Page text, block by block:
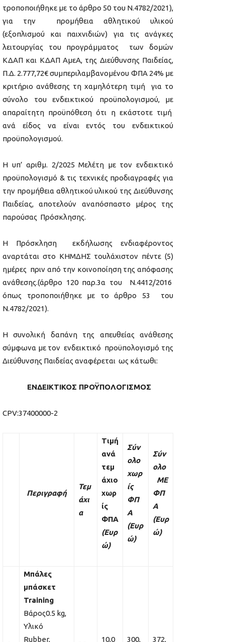
τροποποιήθηκε με το άρθρο 50 του Ν.4782/2021),
για την προμήθεια αθλητικού υλικού
(εξοπλισμού και παιχνιδιών) για τις ανάγκες
λειτουργίας του προγράμματος των δομών
ΚΔΑΠ και ΚΔΑΠ ΑμεΑ, της Διεύθυνσης Παιδείας,
Π.Δ. 2.777,72€ συμπεριλαμβανομένου ΦΠΑ 24% με
κριτήριο ανάθεσης τη χαμηλότερη τιμή για το
σύνολο του ενδεικτικού προϋπολογισμού, με
απαραίτητη προϋπόθεση ότι η εκάστοτε τιμή
ανά είδος να είναι εντός του ενδεικτικού
προϋπολογισμού.
Η υπ’ αριθμ. 2/2025 Μελέτη με τον ενδεικτικό
προϋπολογισμό & τις τεχνικές προδιαγραφές για
την προμήθεια αθλητικού υλικού της Διεύθυνσης
Παιδείας, αποτελούν αναπόσπαστο μέρος της
παρούσας Πρόσκλησης.
Η Πρόσκληση εκδήλωσης ενδιαφέροντος
αναρτάται στο ΚΗΜΔΗΣ τουλάχιστον πέντε (5)
ημέρες πριν από την κοινοποίηση της απόφασης
ανάθεσης.(άρθρο 120 παρ.3α του Ν.4412/2016
όπως τροποποιήθηκε με το άρθρο 53 του
Ν.4782/2021).
Η συνολική δαπάνη της απευθείας ανάθεσης
σύμφωνα με τον ενδεικτικό προϋπολογισμό της
Διεύθυνσης Παιδείας αναφέρεται ως κάτωθι:
ΕΝΔΕΙΚΤΙΚΟΣ ΠΡΟΫΠΟΛΟΓΙΣΜΟΣ
CPV:37400000-2
Περιγραφή
Τεμ
άχι
α
Τιμή
ανά
τεμ
άχιο
χωρ
ίς
ΦΠΑ
(Ευρ
ώ)
Σύν
ολο
χωρ
ίς
ΦΠ
Α
(Ευρ
ώ)
Σύν
ολο
ΜΕ
ΦΠ
Α
(Ευρ
ώ)
Μπάλες
μπάσκετ
Training
Βάρος0.5 kg,
Υλικό
Rubber,
10,0
300,
372,